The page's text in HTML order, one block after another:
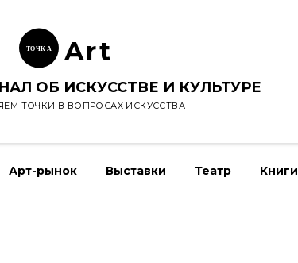
ТОЧК А Art
ОБ ИСКУССТВЕ И КУЛЬТУРЕ
ТОЧКИ В ВОПРОСАХ ИСКУССТВА
Арт-рынок Выставки Театр Книги